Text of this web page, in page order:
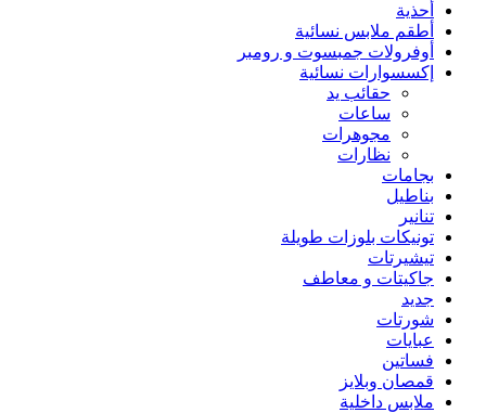
أحذية
أطقم ملابس نسائية
أوفرولات جمبسوت و رومبر
إكسسوارات نسائية
حقائب يد
ساعات
مجوهرات
نظارات
بجامات
بناطيل
تنانير
تونيكات بلوزات طويلة
تيشيرتات
جاكيتات و معاطف
جديد
شورتات
عبايات
فساتين
قمصان وبلايز
ملابس داخلية